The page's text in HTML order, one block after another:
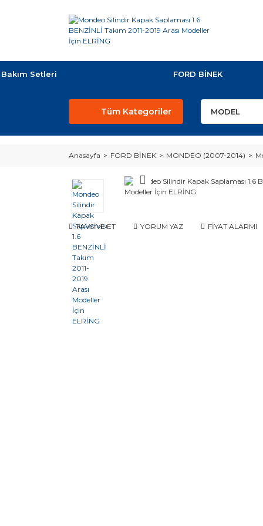
Bakım Setleri FORD BİNEK
Tüm Kategoriler
Anasayfa FORD BİNEK MONDEO (2007-2014)
TAVSİYE ET YORUM YAZ FİYAT ALARMI